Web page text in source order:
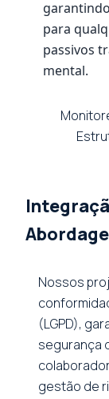
para
passivos
mental.
Nossos
(LGPD),
segurança
gestão de